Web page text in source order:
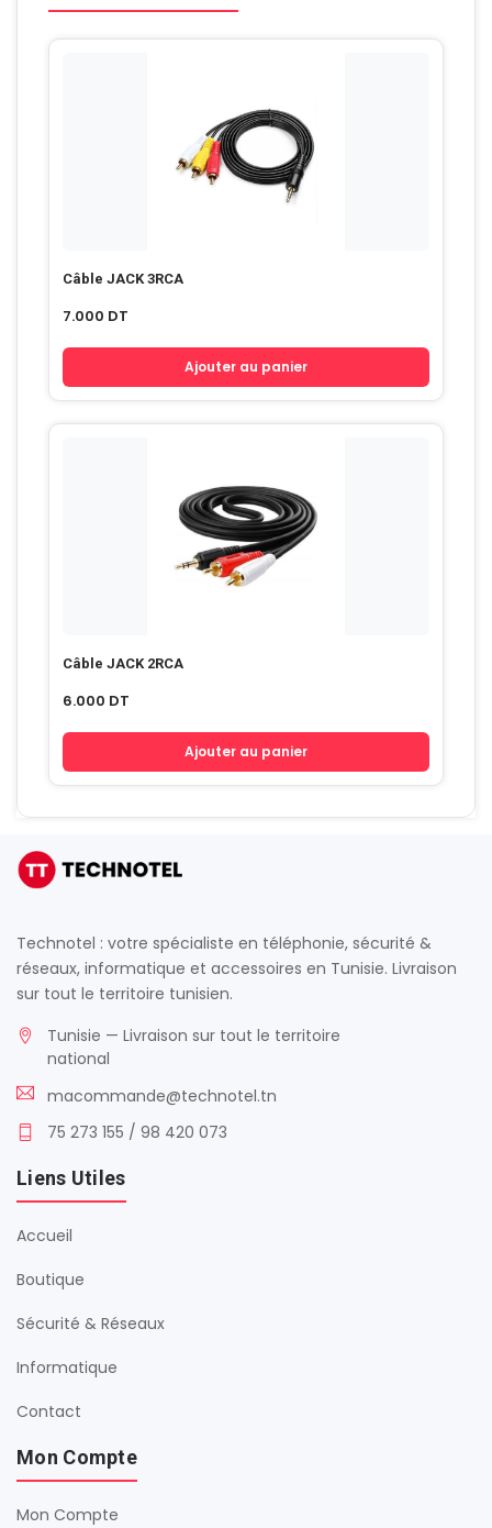
Câble JACK 3RCA
7.000 DT
Ajouter au panier
Câble JACK 2RCA
6.000 DT
Ajouter au panier
Technotel : votre spécialiste en téléphonie, sécurité &
réseaux, informatique et accessoires en Tunisie. Livraison
sur tout le territoire tunisien.
Tunisie — Livraison sur tout le territoire
national
macommande@technotel.tn
75 273 155 / 98 420 073
Liens Utiles
Accueil
Boutique
Sécurité & Réseaux
Informatique
Contact
Mon Compte
Mon Compte